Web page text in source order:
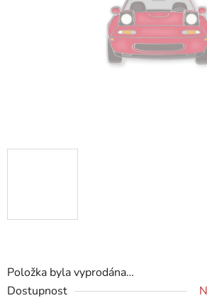
Položka byla vyprodána…
Dostupnost